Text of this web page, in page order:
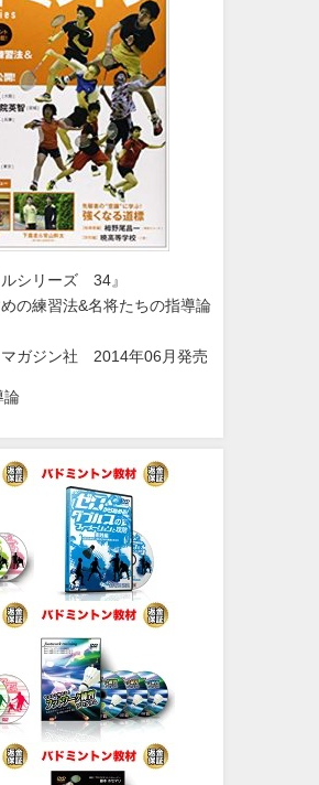
ルシリーズ 34』
の練習法&名将たちの指導論
マガジン社 2014年06月発売
論